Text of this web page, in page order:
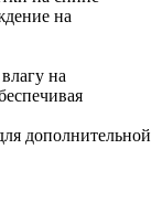
на
на
дополнительной